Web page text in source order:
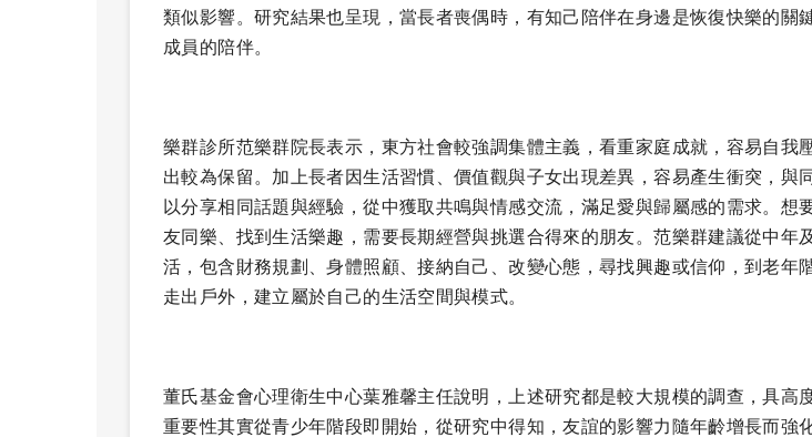
類似影響。研究結果也呈現，當長者喪偶時，有知己陪伴在身邊是恢復快樂的關
成員的陪伴。
樂群診所范樂群院長表示，東方社會較強調集體主義，看重家庭成就，容易自我
出較為保留。加上長者因生活習慣、價值觀與子女出現差異，容易產生衝突，與
以分享相同話題與經驗，從中獲取共鳴與情感交流，滿足愛與歸屬感的需求。想
友同樂、找到生活樂趣，需要長期經營與挑選合得來的朋友。范樂群建議從中年
活，包含財務規劃、身體照顧、接納自己、改變心態，尋找興趣或信仰，到老年
走出戶外，建立屬於自己的生活空間與模式。
董氏基金會心理衛生中心葉雅馨主任說明，上述研究都是較大規模的調查，具高
重要性其實從青少年階段即開始，從研究中得知，友誼的影響力隨年齡增長而強